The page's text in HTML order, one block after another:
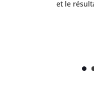
et le